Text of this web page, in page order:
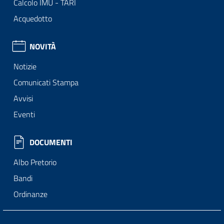
Calcolo IMU - TARI
Acquedotto
NOVITÀ
Notizie
Comunicati Stampa
Avvisi
Eventi
DOCUMENTI
Albo Pretorio
Bandi
Ordinanze